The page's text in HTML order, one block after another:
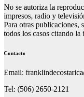
No se autoriza la
impresos, radio y
Para otras publicaciones,
todos los casos citando la
Contacto
Email:
Tel: (506) 2650-2121